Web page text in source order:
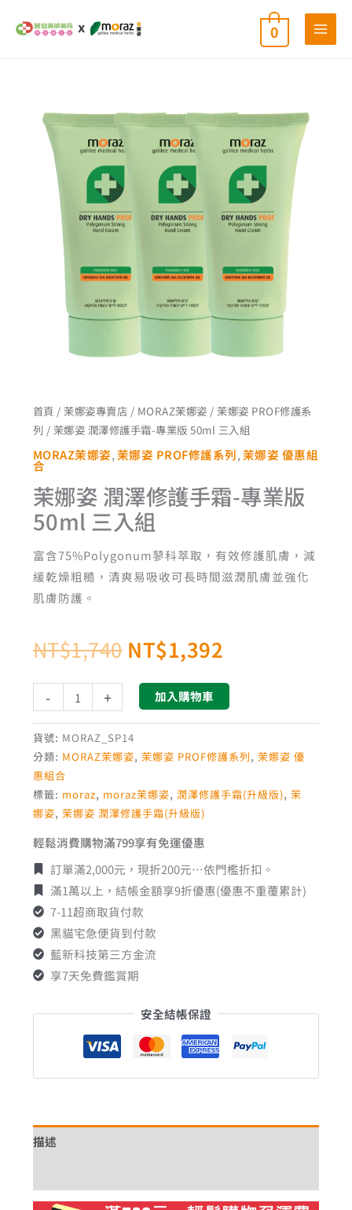
0
首頁 / 茉娜姿專賣店 / MORAZ茉娜姿 / 茉娜姿 PROF修護系
列 / 茉娜姿 潤澤修護手霜-專業版 50ml 三入組
MORAZ茉娜姿,茉娜姿 PROF修護系列,茉娜姿 優惠組
合
茉娜姿 潤澤修護手霜-專業版
50ml 三入組
富含75%Polygonum蓼科萃取，有效修護肌膚，減
緩乾燥粗糙，清爽易吸收可長時間滋潤肌膚並強化
肌膚防護。
NT$1,740
原
格：
NT$1,740。
NT$1,392
目
前
價
格：
NT$1,392。
-
娜
組
量
+ 加入購物車
貨號: MORAZ_SP14
分類: MORAZ茉娜姿, 茉娜姿 PROF修護系列, 茉娜姿 優
惠組合
標籤: moraz, moraz茉娜姿, 潤澤修護手霜(升級版), 茉
娜姿, 茉娜姿 潤澤修護手霜(升級版)
輕鬆消費購物滿799享有免運優惠
訂單滿2,000元，現折200元…依門檻折扣。
滿1萬以上，結帳金額享9折優惠(優惠不重覆累計)
7-11超商取貨付款
黑貓宅急便貨到付款
藍新科技第三方金流
享7天免費鑑賞期
安全結帳保證
描述